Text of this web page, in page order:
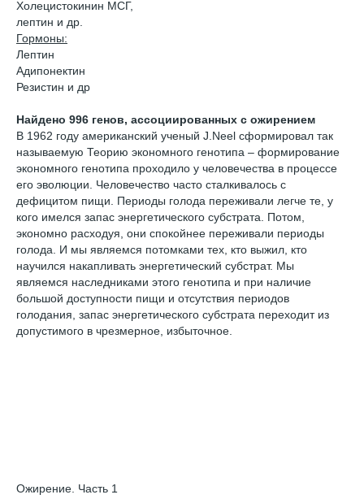
Холецистокинин МСГ,
лептин и др.
Гормоны:
Лептин
Адипонектин
Резистин и др
Найдено 996 генов, ассоциированных с ожирением
В 1962 году американский ученый J.Neel сформировал так
называемую Теорию экономного генотипа – формирование
экономного генотипа проходило у человечества в процессе
его эволюции. Человечество часто сталкивалось с
дефицитом пищи. Периоды голода переживали легче те, у
кого имелся запас энергетического субстрата. Потом,
экономно расходуя, они спокойнее переживали периоды
голода. И мы являемся потомками тех, кто выжил, кто
научился накапливать энергетический субстрат. Мы
являемся наследниками этого генотипа и при наличие
большой доступности пищи и отсутствия периодов
голодания, запас энергетического субстрата переходит из
допустимого в чрезмерное, избыточное.
Ожирение. Часть 1